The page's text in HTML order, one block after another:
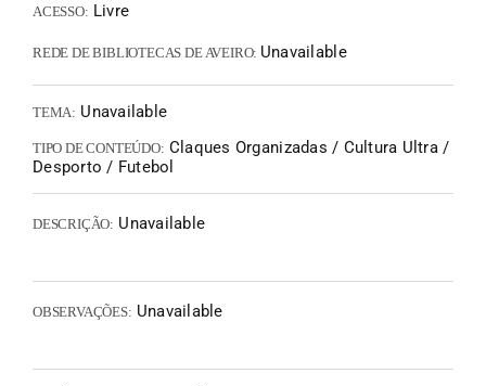
ACESSO: Livre
REDE DE BIBLIOTECAS DE AVEIRO: Unavailable
TEMA: Unavailable
TIPO DE CONTEÚDO: Claques Organizadas / Cultura Ultra /
Desporto / Futebol
DESCRIÇÃO: Unavailable
OBSERVAÇÕES: Unavailable